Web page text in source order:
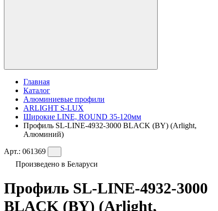
Главная
Каталог
Алюминиевые профили
ARLIGHT S-LUX
Широкие LINE, ROUND 35-120мм
Профиль SL-LINE-4932-3000 BLACK (BY) (Arlight,
Алюминий)
Арт.: 061369
Произведено в Беларуси
Профиль SL-LINE-4932-3000
BLACK (BY) (Arlight,